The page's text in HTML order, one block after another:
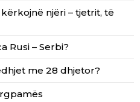
njëri – tjetrit, të
Rusi – Serbi?
me 28 dhjetor?